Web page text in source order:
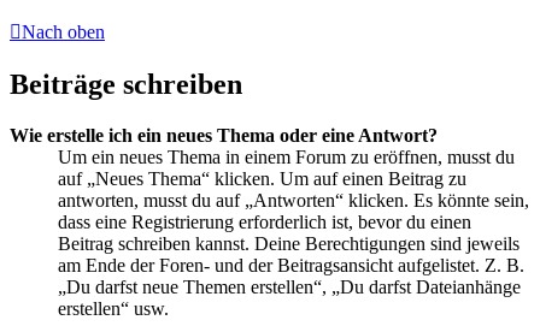
Nach oben
Beiträge schreiben
Wie erstelle ich ein neues Thema oder eine Antwort?
Um ein neues Thema in einem Forum zu eröffnen, musst du
auf „Neues Thema“ klicken. Um auf einen Beitrag zu
antworten, musst du auf „Antworten“ klicken. Es könnte sein,
dass eine Registrierung erforderlich ist, bevor du einen
Beitrag schreiben kannst. Deine Berechtigungen sind jeweils
am Ende der Foren- und der Beitragsansicht aufgelistet. Z. B.
„Du darfst neue Themen erstellen“, „Du darfst Dateianhänge
erstellen“ usw.